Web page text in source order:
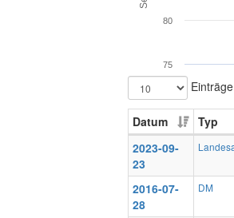
75
80
Datum Typ
2023-09-
23
2016-07-
28
DM